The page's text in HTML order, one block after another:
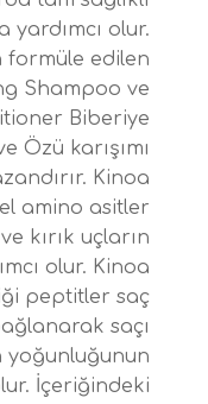
yardımcı olur.
formüle edilen
Shampoo ve
Biberiye
Özü karışımı
Kinoa
amino asitler
kırık uçların
olur. Kinoa
peptitler saç
saçı
yoğunluğunun
İçeriğindeki